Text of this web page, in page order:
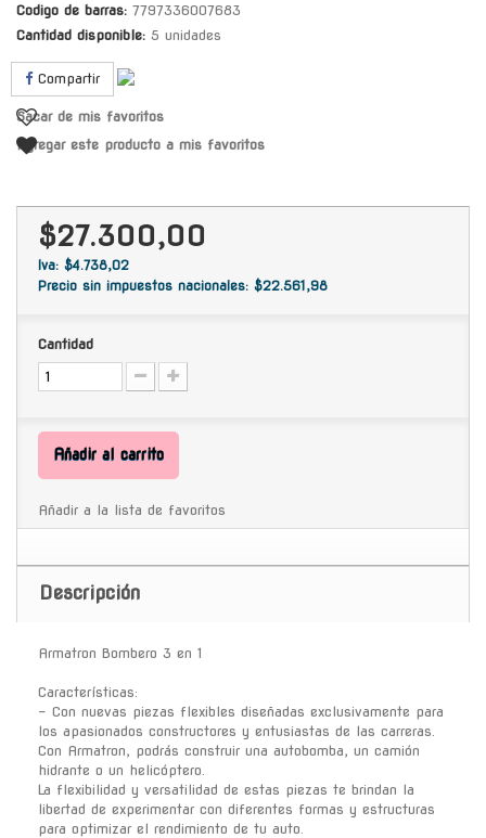
Codigo de barras: 7797336007683
Cantidad disponible: 5 unidades
Compartir
Sacar de mis favoritos
Agregar este producto a mis favoritos
$27.300,00
Iva: $4.738,02
Precio sin impuestos nacionales: $22.561,98
Cantidad
Añadir al carrito
Añadir a la lista de favoritos
Descripción
Armatron Bombero 3 en 1
Características:
- Con nuevas piezas flexibles diseñadas exclusivamente para
los apasionados constructores y entusiastas de las carreras.
Con Armatron, podrás construir una autobomba, un camión
hidrante o un helicóptero.
La flexibilidad y versatilidad de estas piezas te brindan la
libertad de experimentar con diferentes formas y estructuras
para optimizar el rendimiento de tu auto.